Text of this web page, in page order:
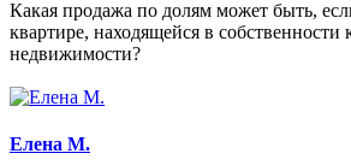
Какая продажа по долям может быть,
квартире, находящейся в собственности
недвижимости?
Елена М.